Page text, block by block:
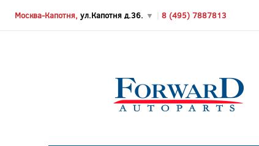
Москва-Капотня, ул.Капотня д.36. ▼ 8 (495) 7887813